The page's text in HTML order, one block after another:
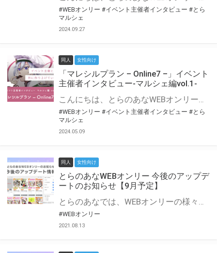
#WEBオンリー #イベント主催者インタビュー #とら
マルシェ
2024.09.27
同人 女性向け
「マレシルプラン – Online7 –」イベント
主催者インタビュー-マルシェ編vol.1-
こんにちは、とらのあなWEBオンリー運営スタッフです。 新たにお届けする、イベント主催者インタビュー-マルシェ編-は、 とらのあなWEBオンリー「マルシェ」をご利用した主催様に 「マルシェ」を使って開催した感想や心がけをお聞きする企画です。 今回は、WEBオンリー開催7回目迎えた「マレシルプラン – Online7 –」より、 主催の玉川うた様にお話を伺いました。 ▼マレシルプランのインタビュー前回記事 「イベント主催者インタビュー vol.6」はこちら 協力：玉川うた様（マレシルプラン実行委員会 代表）／イベント公式Twitter（@mallesil_plan） とらのあなWEBオンリー「マルシェ」とは？ WEBオンリーでリアルタイムでコミュニケーションがとれるオンライン会場です。
#WEBオンリー #イベント主催者インタビュー #とら
マルシェ
2024.05.09
同人 女性向け
とらのあなWEBオンリー 今後のアップデ
ートのお知らせ【9月予定】
とらのあなでは、WEBオンリーの様々な支援を実施しています。 今回は2021年9月に実装を予定しているアップデート情報についてご紹介いたします。 とらのあなWEBオンリーサイトはこちら
#WEBオンリー
2021.08.13